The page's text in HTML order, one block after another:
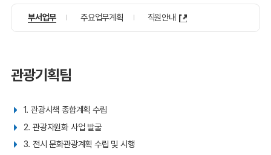
부서업무 주요업무계획 직원안내
관광기획팀
1. 관광시책 종합계획 수립
2. 관광자원화 사업 발굴
3. 전시 문화관광계획 수립 및 시행